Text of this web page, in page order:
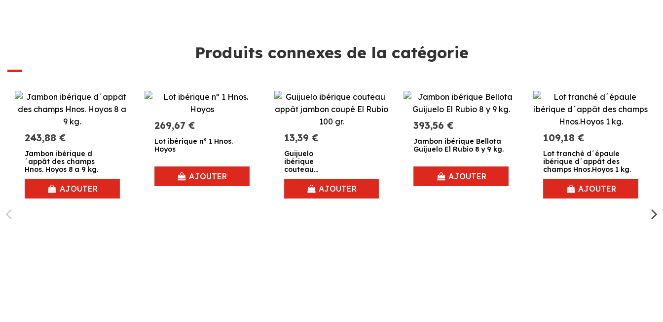
Produits connexes de la catégorie
243,88 €
Jambon ibérique d
´appât des champs
Hnos. Hoyos 8 a 9 kg.
AJOUTER
269,67 €
Lot ibérique nº 1 Hnos.
Hoyos
AJOUTER
13,39 €
Guijuelo
ibérique
couteau
appât jambon
coupé El RubioAJOUTER
393,56 €
Jambon ibérique Bellota
Guijuelo El Rubio 8 y 9 kg.
AJOUTER
109,18 €
Lot tranché d´épaule
ibérique d´appât des
champs Hnos.Hoyos 1 kg.
AJOUTER